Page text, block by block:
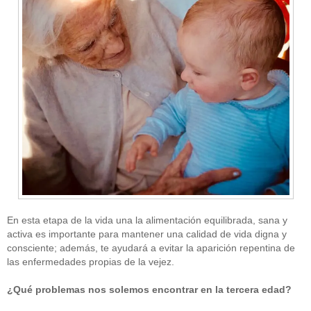
En esta etapa de la vida una la alimentación equilibrada, sana y
activa es importante para mantener una calidad de vida digna y
consciente; además, te ayudará a evitar la aparición repentina de
las enfermedades propias de la vejez.
¿Qué problemas nos solemos encontrar en la tercera edad?